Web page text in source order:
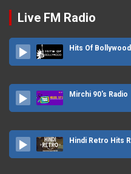
Live FM Radio
Hits Of Bollywood
Mirchi 90's Radio
Hindi Retro Hits